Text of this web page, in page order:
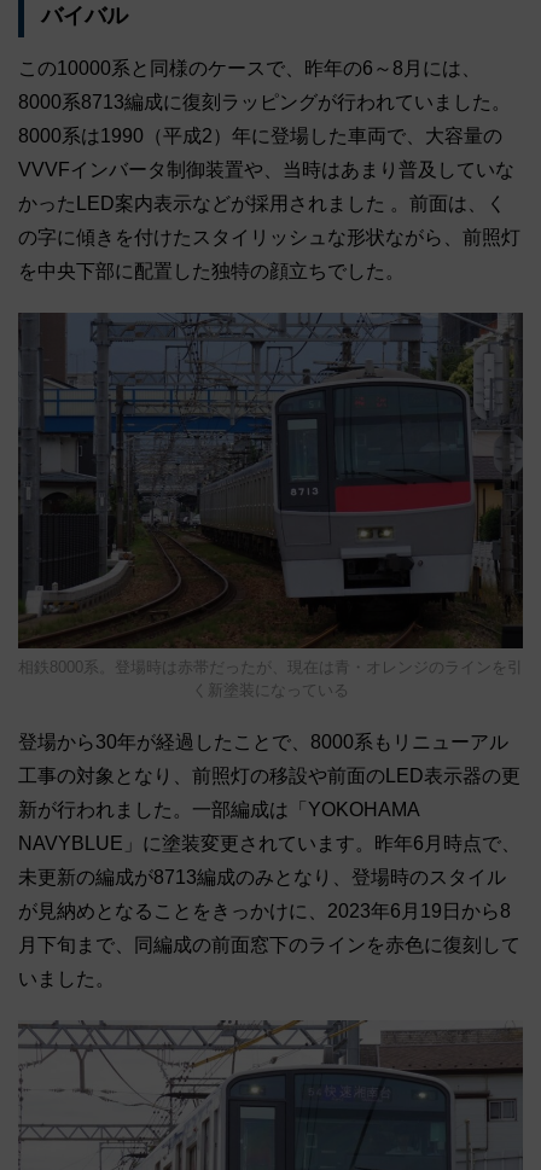
バイバル
この10000系と同様のケースで、昨年の6～8月には、
8000系8713編成に復刻ラッピングが行われていました。
8000系は1990（平成2）年に登場した車両で、大容量の
VVVFインバータ制御装置や、当時はあまり普及していな
かったLED案内表示などが採用されました 。前面は、く
の字に傾きを付けたスタイリッシュな形状ながら、前照灯
を中央下部に配置した独特の顔立ちでした。
相鉄8000系。登場時は赤帯だったが、現在は青・オレンジのラインを引
く新塗装になっている
登場から30年が経過したことで、8000系もリニューアル
工事の対象となり、前照灯の移設や前面のLED表示器の更
新が行われました。一部編成は「YOKOHAMA
NAVYBLUE」に塗装変更されています。昨年6月時点で、
未更新の編成が8713編成のみとなり、登場時のスタイル
が見納めとなることをきっかけに、2023年6月19日から8
月下旬まで、同編成の前面窓下のラインを赤色に復刻して
いました。